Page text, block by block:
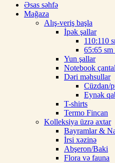
Əsas səhfə
Mağaza
Alış-veriş başla
İpək şallar
110:110
65:65
Yun şallar
Notebook
Dəri məhsullar
Cüzdan/
Eynək
T-shirts
Termo Fincan
Kolleksiya üzrə axtar
Bayramlar &
İrsi xəzinə
Abşeron/Baki
Flora və fauna